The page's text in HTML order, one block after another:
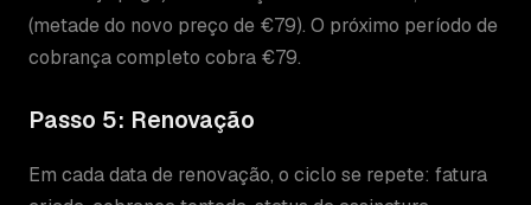
(metade do novo preço de €79). O próximo período de
cobrança completo cobra €79.
Passo 5: Renovação
Em cada data de renovação, o ciclo se repete: fatura